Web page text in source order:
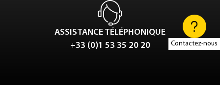
Contactez-nous
ASSISTANCE TÉLÉPHONIQUE
+33 (0)1 53 35 20 20